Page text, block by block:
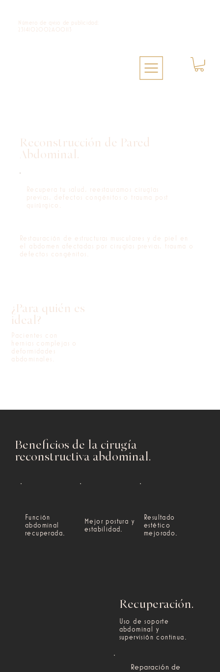
Número de qviso de publicidad:
2314102002A00113
Reconstrucción de Pared
Abdominal.
Recupera tu salud, reestauramos cirugías
previas, defectos congénitos o trauma post
quirúrgico.
Restauración de estructuras musculares y de piel en
el abdomen afectadas por cirugías previas, trauma o
defectos congénitos.
¿Para quién es
ideal?
Pacientes con
hernias complejas o
deformidades
abdominales.
Recuperación.
Uso de soporte
abdominal y
supervisión continua.
Reparación de
Beneficios de la cirugía
reconstructiva abdominal.
Función
abdominal
recuperada.
Mejor postura y
estabilidad.
Resultado
estético
mejorado.